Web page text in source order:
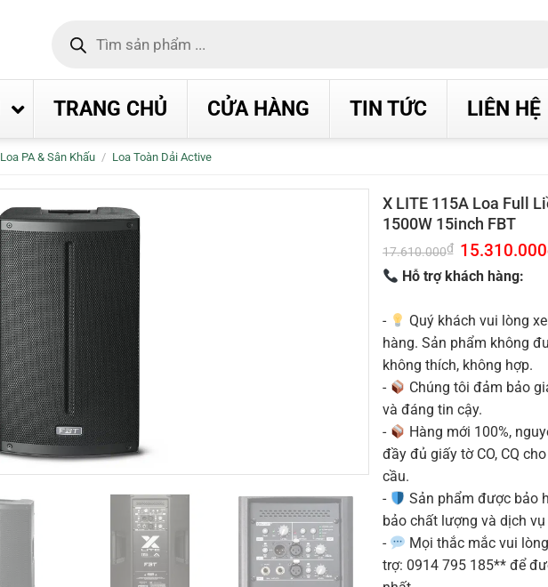
kiếm
TRANG CHỦ CỬA HÀNG TIN TỨC LIÊN HỆ
Loa PA & Sân Khấu / Loa Toàn Dải Active
X LITE 115A Loa Full
1500W 15inch FBT
17.610.000₫ Giá
gốc
là:
17.610.000₫.
15.310.000
Hỗ trợ khách hàng:
-
Quý khách vui lòng
hàng. Sản phẩm không
không thích, không hợp.
-
Chúng tôi đảm bảo
và đáng tin cậy.
-
Hàng mới 100%,
đầy đủ giấy tờ CO, CQ
cầu.
-
Sản phẩm được bảo
bảo chất lượng và dịch
-
Mọi thắc mắc vui
trợ: 0914 795 185** để